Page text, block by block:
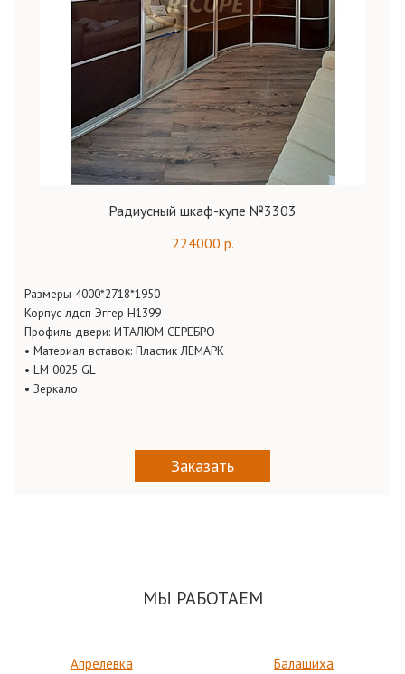
Радиусный шкаф-купе №3303
224000 р.
Размеры 4000*2718*1950
Корпус лдсп Эггер Н1399
Профиль двери: ИТАЛЮМ СЕРЕБРО
• Материал вставок: Пластик ЛЕМАРК
• LM 0025 GL
• Зеркало
Заказать
МЫ РАБОТАЕМ
Апрелевка
Балашиха